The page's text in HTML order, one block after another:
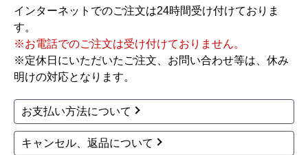
インターネットでのご注文は24時間受け付けておりま
す。
※お電話でのご注文は受け付けておりません。
※定休日にいただいたご注文、お問い合わせ等は、休み
明けの対応となります。
お支払い方法について
キャンセル、返品について